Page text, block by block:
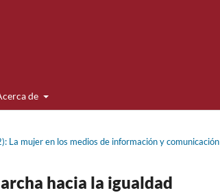
de
La mujer en los medios de información y comunicación
hacia la igualdad